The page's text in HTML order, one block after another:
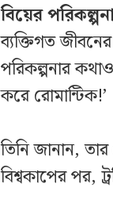
বিয়ের পরিকল্পনা
ব্যক্তিগত
পরিকল্পনার
করে রোমান্টিক!’
তিনি জানান,
বিশ্বকাপের পর,